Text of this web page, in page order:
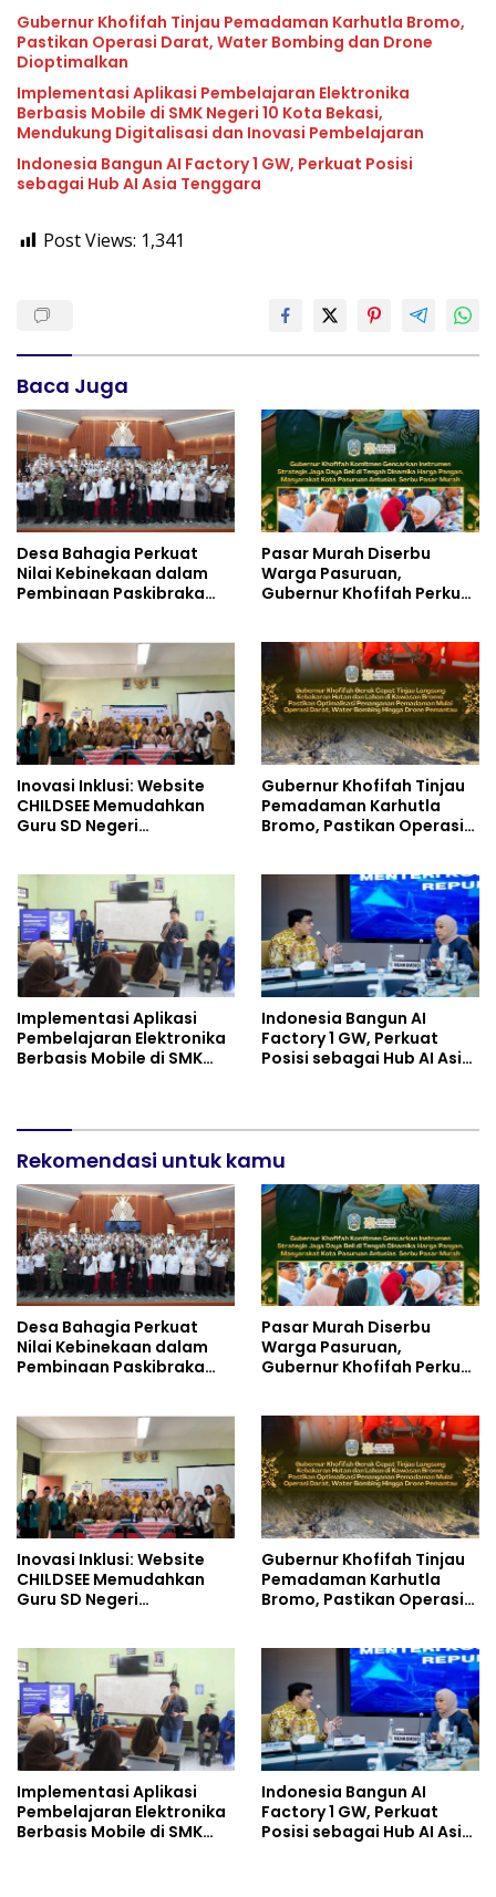
Gubernur Khofifah Tinjau Pemadaman Karhutla Bromo,
Pastikan Operasi Darat, Water Bombing dan Drone
Dioptimalkan
Implementasi Aplikasi Pembelajaran Elektronika
Berbasis Mobile di SMK Negeri 10 Kota Bekasi,
Mendukung Digitalisasi dan Inovasi Pembelajaran
Indonesia Bangun AI Factory 1 GW, Perkuat Posisi
sebagai Hub AI Asia Tenggara
Post Views: 1,341
Baca Juga
Desa Bahagia Perkuat
Nilai Kebinekaan dalam
Pembinaan Paskibraka
Pasar Murah Diserbu
Warga Pasuruan,
Gubernur Khofifah Perkuat
Inovasi Inklusi: Website
CHILDSEE Memudahkan
Guru SD Negeri
Berkebutuhan Khusus
Gubernur Khofifah Tinjau
Pemadaman Karhutla
Bromo, Pastikan Operasi
Implementasi Aplikasi
Pembelajaran Elektronika
Berbasis Mobile di SMK
Indonesia Bangun AI
Factory 1 GW, Perkuat
Posisi sebagai Hub AI Asia
Rekomendasi untuk kamu
Desa Bahagia Perkuat
Nilai Kebinekaan dalam
Pembinaan Paskibraka
Pasar Murah Diserbu
Warga Pasuruan,
Gubernur Khofifah Perkuat
Inovasi Inklusi: Website
CHILDSEE Memudahkan
Guru SD Negeri
Berkebutuhan Khusus
Gubernur Khofifah Tinjau
Pemadaman Karhutla
Bromo, Pastikan Operasi
Implementasi Aplikasi
Pembelajaran Elektronika
Berbasis Mobile di SMK
Indonesia Bangun AI
Factory 1 GW, Perkuat
Posisi sebagai Hub AI Asia